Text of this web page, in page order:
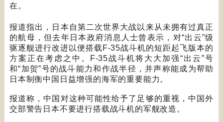
在。
报道指出，日本自第二次世界大战以来从未拥有过真正
的航母，但去年日本政府消息人士曾表示，对“出云”级
驱逐舰进行改进以便搭载 F-35战斗机的短距起飞版本的
方案正在考虑之中。
F-35战斗机将大大加强“出云”号
和“加贺”号的战斗能力和作战半径，并声称能成为帮助
日本制衡中国日益增强的海军的重要能力。
报道称，中国对这种可能性给予了足够的重视，中国外
交部警告日本不要进行搭载战斗机的军舰改造。